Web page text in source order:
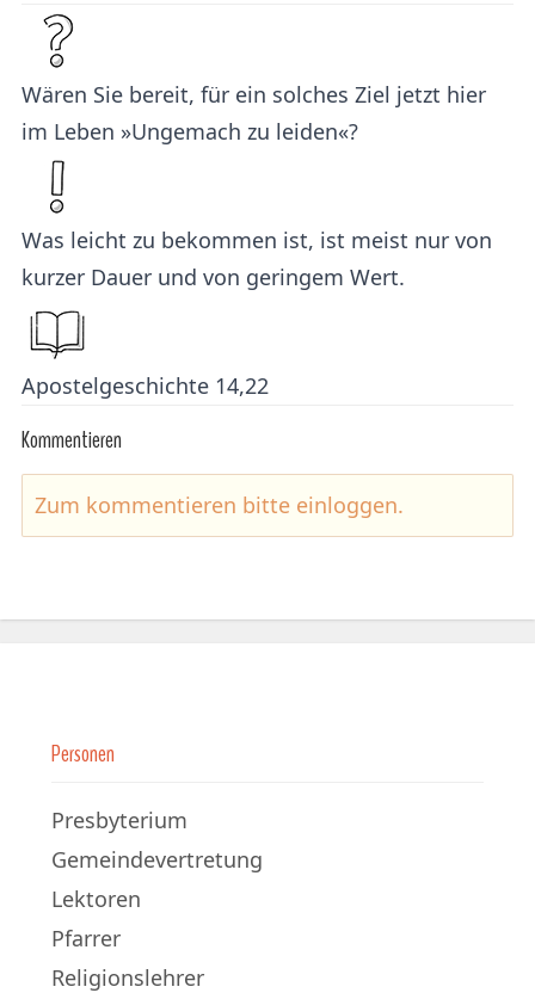
Wären Sie bereit, für ein solches Ziel jetzt hier
im Leben »Ungemach zu leiden«?
Was leicht zu bekommen ist, ist meist nur von
kurzer Dauer und von geringem Wert.
Apostelgeschichte 14,22
Kommentieren
Zum kommentieren bitte einloggen.
Personen
Presbyterium
Gemeindevertretung
Lektoren
Pfarrer
Religionslehrer